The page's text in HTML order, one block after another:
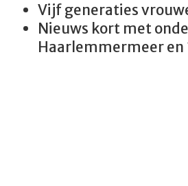
Vijf generaties
Nieuws kort met
Haarlemmermeer en